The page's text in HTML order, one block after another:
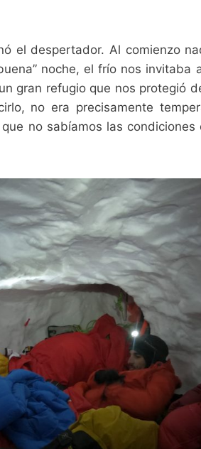
el despertador. Al comienzo
noche, el frío nos invitaba
gran refugio que nos protegió
no era precisamente
no sabíamos las